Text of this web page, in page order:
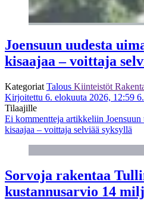
Joensuun uudesta
kisaajaa – voittaja
Kategoriat Talous Kiinteistöt
Kirjoitettu 6. elokuuta 2026, 12:59
Tilaajille
Ei kommentteja artikkeliin Joensuun
kisaajaa – voittaja selviää syksyllä
Sorvoja rakentaa
kustannusarvio 14